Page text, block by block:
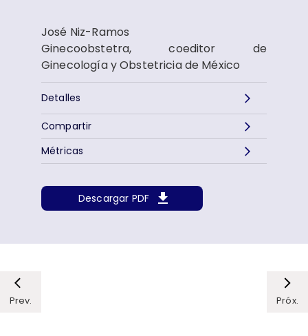
José Niz-Ramos
Ginecoobstetra, coeditor de
Ginecología y Obstetricia de México
Detalles
Descargar PDF
Métricas
Compartir
Prev. Próx.